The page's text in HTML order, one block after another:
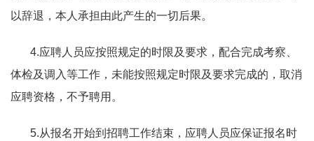
以辞退，本人承担由此产生的一切后果。
4.应聘人员应按照规定的时限及要求，配合完成考察、
体检及调入等工作，未能按照规定时限及要求完成的，取消
应聘资格，不予聘用。
5.从报名开始到招聘工作结束，应聘人员应保证报名时